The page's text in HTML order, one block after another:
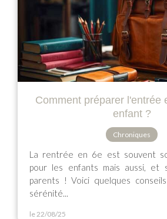
Comment préparer l'entrée
enfant ?
Chroniques
La rentrée en 6e est souvent
pour les enfants mais aussi, et
parents ! Voici quelques
sérénité...
le 22/08/25